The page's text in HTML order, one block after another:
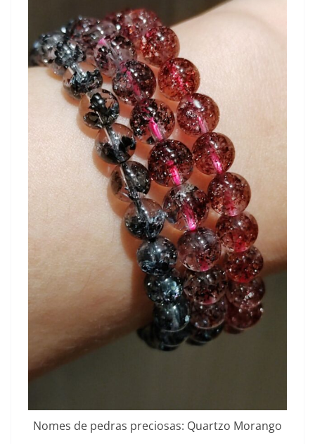
Nomes de pedras preciosas: Quartzo Morango